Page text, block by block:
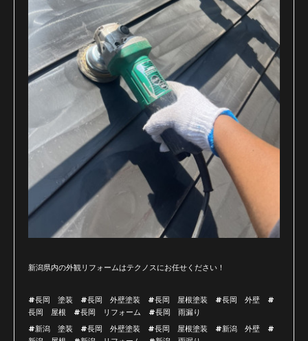
新潟県内の外観リフォームはテクノスにお任せください！
#長岡 塗装 #長岡 外壁塗装 #長岡 屋根塗装 #長岡 外壁 #
長岡 屋根 #長岡 リフォーム #長岡 雨漏り
#新潟 塗装 #長岡 外壁塗装 #長岡 屋根塗装 #新潟 外壁 #